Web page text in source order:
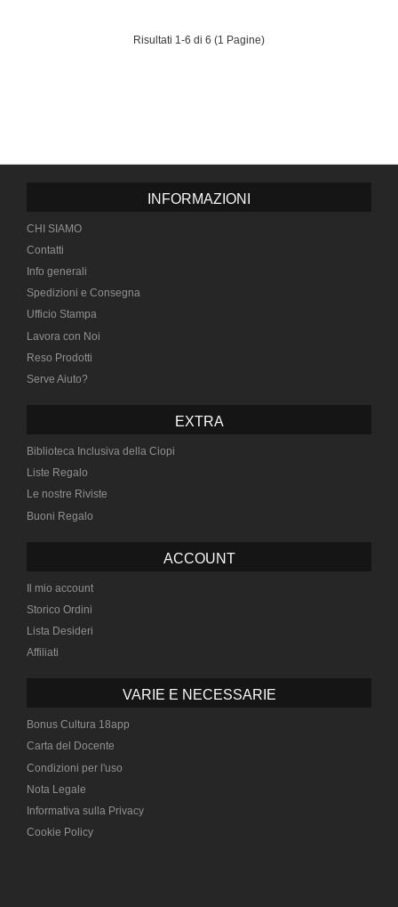
Risultati 1-6 di 6 (1 Pagine)
INFORMAZIONI
CHI SIAMO
Contatti
Info generali
Spedizioni e Consegna
Ufficio Stampa
Lavora con Noi
Reso Prodotti
Serve Aiuto?
EXTRA
Biblioteca Inclusiva della Ciopi
Liste Regalo
Le nostre Riviste
Buoni Regalo
ACCOUNT
Il mio account
Storico Ordini
Lista Desideri
Affiliati
VARIE E NECESSARIE
Bonus Cultura 18app
Carta del Docente
Condizioni per l'uso
Nota Legale
Informativa sulla Privacy
Cookie Policy